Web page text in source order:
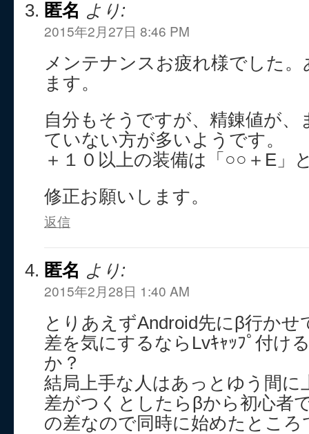
匿名 より:
2015年2月27日 8:46 PM
メンテナンスお疲れ様でした
ます。
自分もそうですが、精錬値が、
ていない方が多いようです。
＋１０以上の装備は「○○＋E」
修正お願いします。
返信
匿名 より:
2015年2月28日 1:40 AM
とりあえずAndroid先にβ行かせ
差を気にするならLvｷｬｯﾌﾟ付け
か？
結局上手な人はあっとゆう間に
差がつくとしたらβから初心者
の差なので同時に始めたとこ